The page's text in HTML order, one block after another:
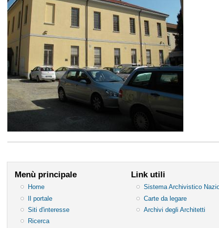
Menù principale
Home
Il portale
Siti d'interesse
Ricerca
Link utili
Sistema Archivistico
Carte da legare
Archivi degli Architetti